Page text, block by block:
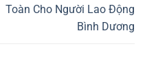
Toàn Cho Người Lao Động
Bình Dương